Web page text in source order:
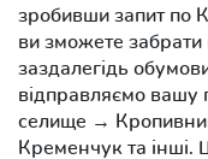
зробивши запит по
ви зможете забрати
заздалегідь
відправляємо вашу
селище →
Кременчук та